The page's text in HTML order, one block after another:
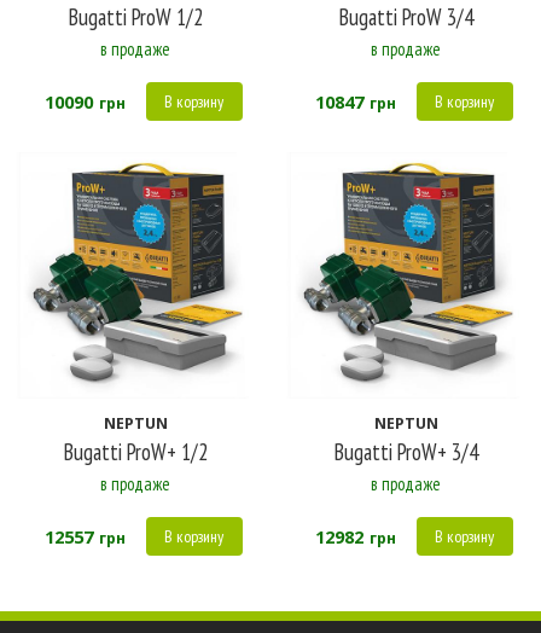
Bugatti ProW 1/2
в продаже
10090 грн В корзину
Bugatti ProW 3/4
в продаже
10847 грн В корзину
NEPTUN
Bugatti ProW+ 1/2
в продаже
12557 грн В корзину
NEPTUN
Bugatti ProW+ 3/4
в продаже
12982 грн В корзину